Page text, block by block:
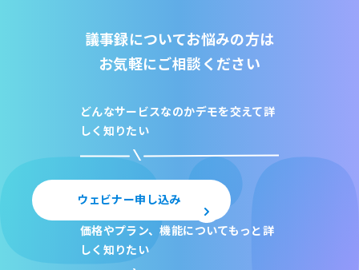
議事録についてお悩みの方は
お気軽にご相談ください
どんなサービスなのかデモを交えて詳
しく知りたい
ウェビナー申し込み
価格やプラン、機能についてもっと詳
しく知りたい